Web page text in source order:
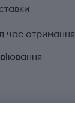
час отримання